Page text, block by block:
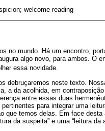
welcome reading
no mundo. Há um encontro,
algo novo, para ambos. O
essa novidade.
debruçaremos neste texto.
a da acolhida, em
entre essas duas
para integrar uma
que temos delas. Em face
da suspeita” e uma “leitura da